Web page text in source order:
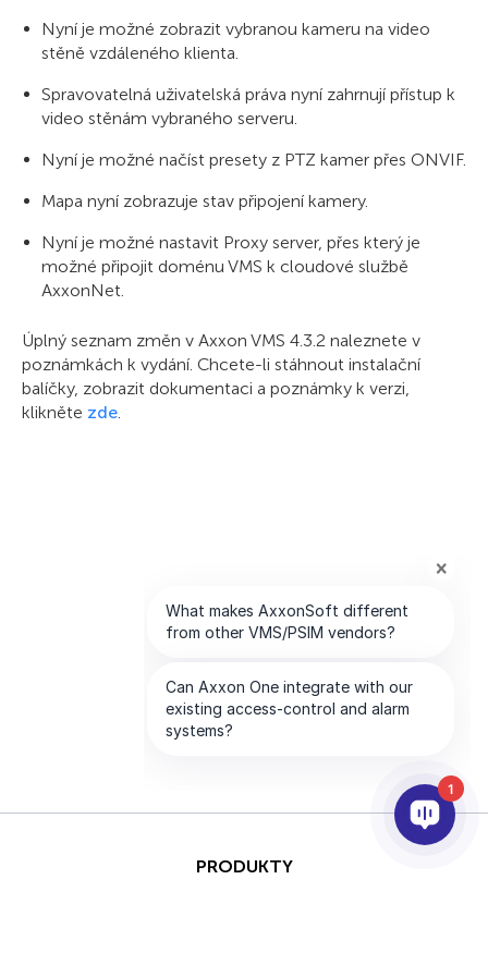
Nyní je možné zobrazit vybranou kameru na video
stěně vzdáleného klienta.
Spravovatelná uživatelská práva nyní zahrnují přístup k
video stěnám vybraného serveru.
Nyní je možné načíst presety z PTZ kamer přes ONVIF.
Mapa nyní zobrazuje stav připojení kamery.
Nyní je možné nastavit Proxy server, přes který je
možné připojit doménu VMS k cloudové službě
AxxonNet.
Úplný seznam změn v Axxon VMS 4.3.2 naleznete v
poznámkách k vydání. Chcete-li stáhnout instalační
balíčky, zobrazit dokumentaci a poznámky k verzi,
klikněte zde.
PRODUKTY
1